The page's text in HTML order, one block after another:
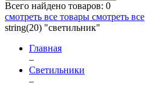
Всего найдено товаров: 0
смотреть все товары смотреть все
string(20) "светильник"
Главная
–
Светильники
–